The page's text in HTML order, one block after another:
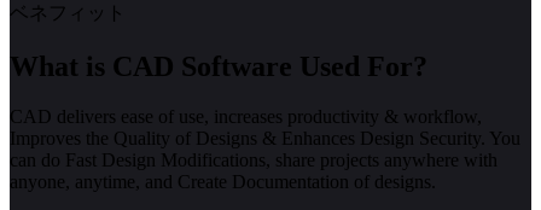
ベネフィット
What is CAD Software Used For?
CAD delivers ease of use, increases productivity & workflow,
Improves the Quality of Designs & Enhances Design Security. You
can do Fast Design Modifications, share projects anywhere with
anyone, anytime, and Create Documentation of designs.